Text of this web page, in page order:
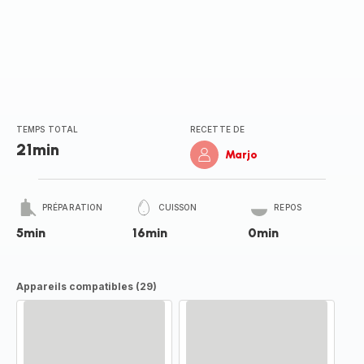
TEMPS TOTAL
21min
RECETTE DE
Marjo
PRÉPARATION
5min
CUISSON
16min
REPOS
0min
Appareils compatibles (29)